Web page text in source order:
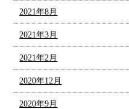
2021年8月
2021年3月
2021年2月
2020年12月
2020年9月